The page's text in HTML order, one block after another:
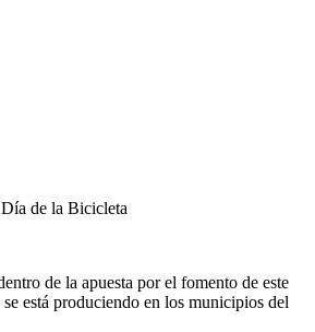
de la Bicicleta
de la apuesta por el fomento de este
está produciendo en los municipios del